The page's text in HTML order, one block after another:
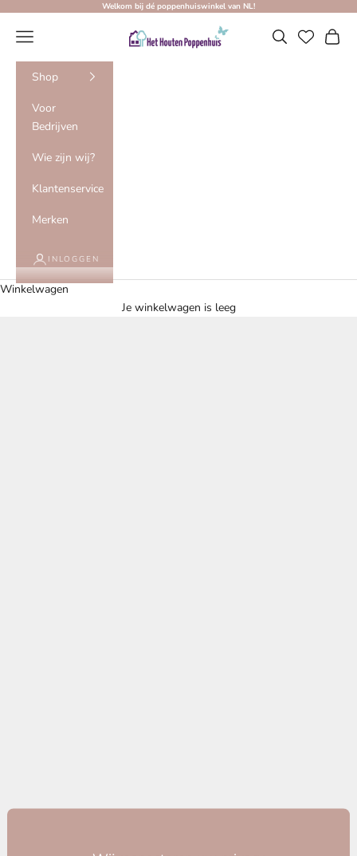
Welkom bij dé poppenhuiswinkel van NL!
Het Houten Poppenhuis
Menu Zoeken
Shop
Voor
Bedrijven
Wie zijn wij?
Klantenservice
Merken
INLOGGEN
Winkelwagen
Je winkelwagen is leeg
PROJECT DOLLHOUSE